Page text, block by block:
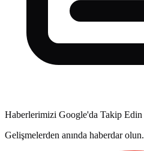
Haberlerimizi Google'da Takip Edin
Gelişmelerden anında haberdar olun.